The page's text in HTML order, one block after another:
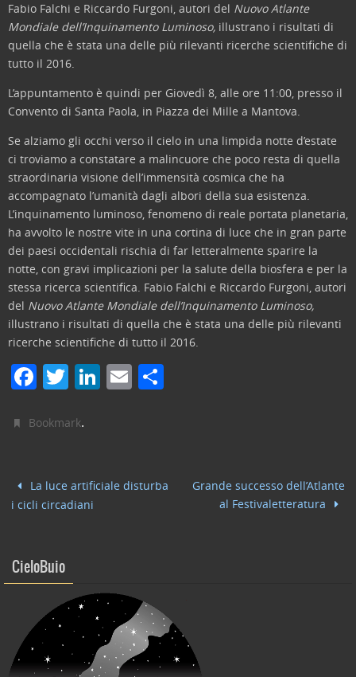
Fabio Falchi e Riccardo Furgoni, autori del Nuovo Atlante
Mondiale dell’Inquinamento Luminoso, illustrano i risultati di
quella che è stata una delle più rilevanti ricerche scientifiche di
tutto il 2016.
L’appuntamento è quindi per Giovedì 8, alle ore 11:00, presso il
Convento di Santa Paola, in Piazza dei Mille a Mantova.
Se alziamo gli occhi verso il cielo in una limpida notte d’estate
ci troviamo a constatare a malincuore che poco resta di quella
straordinaria visione dell’immensità cosmica che ha
accompagnato l’umanità dagli albori della sua esistenza.
L’inquinamento luminoso, fenomeno di reale portata planetaria,
ha avvolto le nostre vite in una cortina di luce che in gran parte
dei paesi occidentali rischia di far letteralmente sparire la
notte, con gravi implicazioni per la salute della biosfera e per la
stessa ricerca scientifica. Fabio Falchi e Riccardo Furgoni, autori
del Nuovo Atlante Mondiale dell’Inquinamento Luminoso,
illustrano i risultati di quella che è stata una delle più rilevanti
ricerche scientifiche di tutto il 2016.
F
c
b
o
k
T
itt
Li
dI
E
vi
Bookmark.
La luce artificiale disturba
i cicli circadiani
Grande successo dell’Atlante
al Festivaletteratura
CieloBuio